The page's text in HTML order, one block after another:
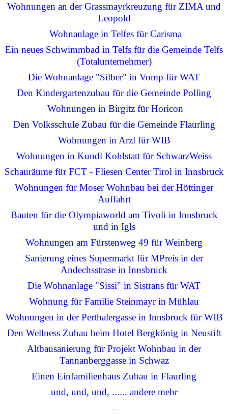
Wohnungen an der Grassmayrkreuzung für ZIMA und
Leopold
Wohnanlage in Telfes für Carisma
Ein neues Schwimmbad in Telfs für die Gemeinde Telfs
(Totalunternehmer)
Die Wohnanlage "Silber" in Vomp für WAT
Den Kindergartenzubau für die Gemeinde Polling
Wohnungen in Birgitz für Horicon
Den Volksschule Zubau für die Gemeinde Flaurling
Wohnungen in Arzl für WIB
Wohnungen in Kundl Kohlstatt für SchwarzWeiss
Schauräume für FCT - Fliesen Center Tirol in Innsbruck
Wohnungen für Moser Wohnbau bei der Höttinger
Auffahrt
Bauten für die Olympiaworld am Tivoli in Innsbruck
und in Igls
Wohnungen am Fürstenweg 49 für Weinberg
Sanierung eines Supermarkt für MPreis in der
Andechsstrase in Innsbruck
Die Wohnanlage "Sissi" in Sistrans für WAT
Wohnung für Familie Steinmayr in Mühlau
Wohnungen in der Perthalergasse in Innsbruck für WIB
Den Wellness Zubau beim Hotel Bergkönig in Neustift
Altbausanierung für Projekt Wohnbau in der
Tannanberggasse in Schwaz
Einen Einfamilienhaus Zubau in Flaurling
und, und, und, ...... andere mehr